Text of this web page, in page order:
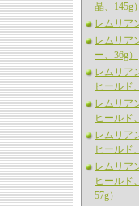
晶、145g）
レムリア
レムリア
ー、36g）
レムリア
ヒールド
レムリア
ヒールド
レムリア
ヒールド
レムリア
ヒールド
57g）